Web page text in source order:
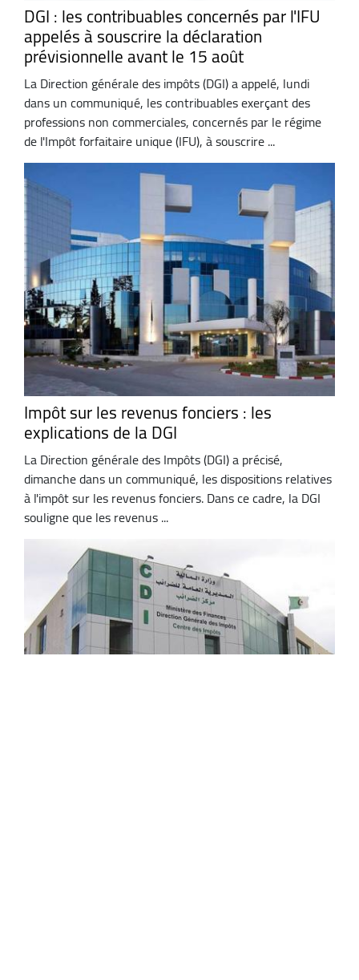
DGI : les contribuables concernés par l'IFU
appelés à souscrire la déclaration
prévisionnelle avant le 15 août
La Direction générale des impôts (DGI) a appelé, lundi
dans un communiqué, les contribuables exerçant des
professions non commerciales, concernés par le régime
de l'Impôt forfaitaire unique (IFU), à souscrire ...
Impôt sur les revenus fonciers : les
explications de la DGI
La Direction générale des Impôts (DGI) a précisé,
dimanche dans un communiqué, les dispositions relatives
à l'impôt sur les revenus fonciers. Dans ce cadre, la DGI
souligne que les revenus ...